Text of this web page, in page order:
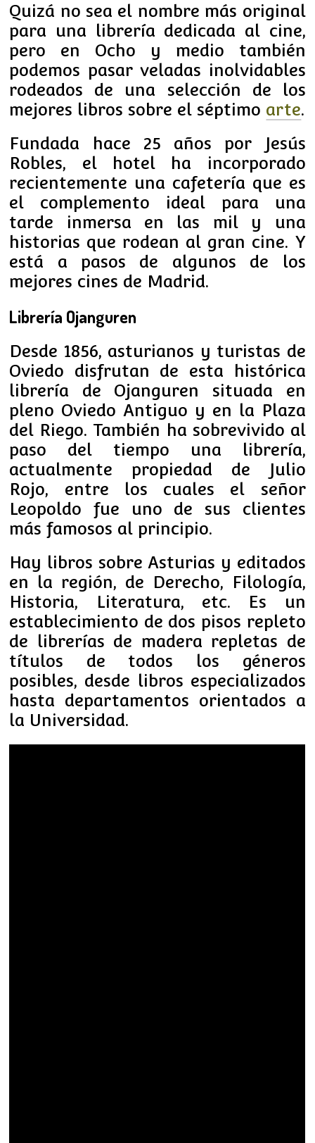
Quizá no sea el nombre más original
para una librería dedicada al cine,
pero en Ocho y medio también
podemos pasar veladas inolvidables
rodeados de una selección de los
mejores libros sobre el séptimo arte.
Fundada hace 25 años por Jesús
Robles, el hotel ha incorporado
recientemente una cafetería que es
el complemento ideal para una
tarde inmersa en las mil y una
historias que rodean al gran cine. Y
está a pasos de algunos de los
mejores cines de Madrid.
Librería Ojanguren
Desde 1856, asturianos y turistas de
Oviedo disfrutan de esta histórica
librería de Ojanguren situada en
pleno Oviedo Antiguo y en la Plaza
del Riego. También ha sobrevivido al
paso del tiempo una librería,
actualmente propiedad de Julio
Rojo, entre los cuales el señor
Leopoldo fue uno de sus clientes
más famosos al principio.
Hay libros sobre Asturias y editados
en la región, de Derecho, Filología,
Historia, Literatura, etc. Es un
establecimiento de dos pisos repleto
de librerías de madera repletas de
títulos de todos los géneros
posibles, desde libros especializados
hasta departamentos orientados a
la Universidad.